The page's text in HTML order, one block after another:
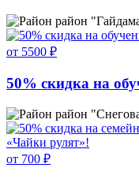
район
от 5500 ₽
50% скидка на
район
от 700 ₽